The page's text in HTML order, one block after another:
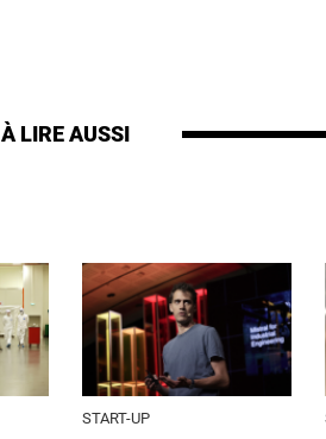
À LIRE AUSSI
START-UP